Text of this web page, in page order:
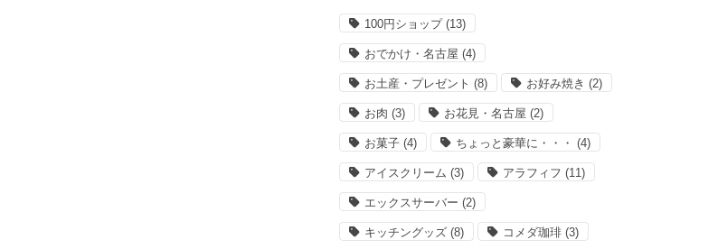
100円ショップ(13)
おでかけ・名古屋 (4)
お土産・プレゼント (8) お好み焼き (2)
お肉 (3) お花見・名古屋 (2)
お菓子 (4) ちょっと豪華に・・・ (4)
アイスクリーム (3) アラフィフ (11)
エックスサーバー (2)
キッチングッズ (8) コメダ珈琲 (3)